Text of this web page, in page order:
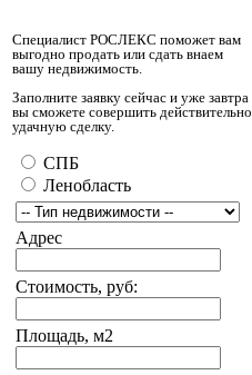
Специалист РОСЛЕКС поможет вам
выгодно продать или сдать внаем
вашу недвижимость.
Заполните заявку сейчас и уже завтра
вы сможете совершить действительно
удачную сделку.
СПБ
Ленобласть
Адрес
Стоимость, руб:
Площадь, м2